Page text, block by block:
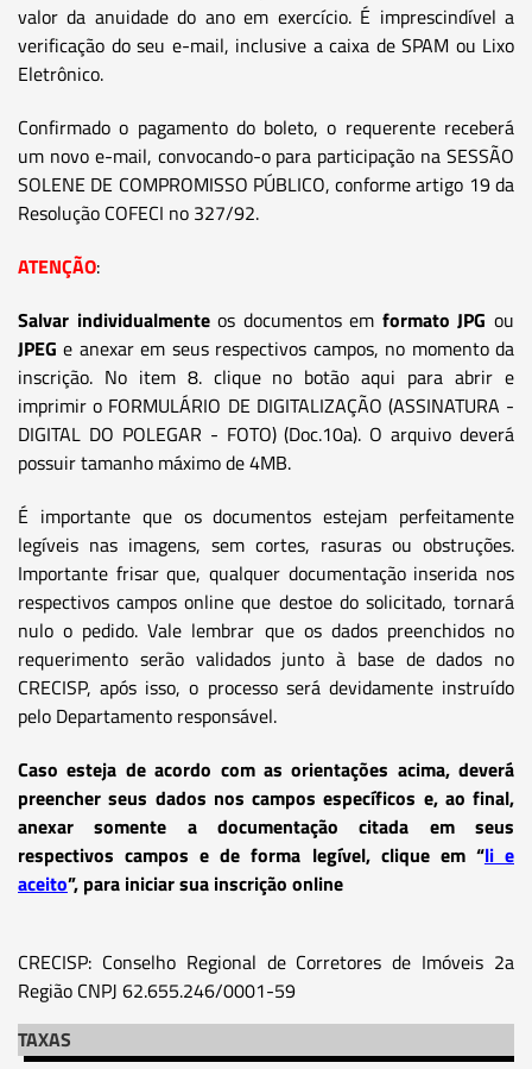
valor da anuidade do ano em exercício. É imprescindível a
verificação do seu e-mail, inclusive a caixa de SPAM ou Lixo
Eletrônico.
Confirmado o pagamento do boleto, o requerente receberá
um novo e-mail, convocando-o para participação na SESSÃO
SOLENE DE COMPROMISSO PÚBLICO, conforme artigo 19 da
Resolução COFECI no 327/92.
ATENÇÃO:
Salvar individualmenteos documentos em formato JPG ou
JPEG e anexar em seus respectivos campos, no momento da
inscrição. No item 8. clique no botão aqui para abrir e
imprimir o FORMULÁRIO DE DIGITALIZAÇÃO (ASSINATURA -
DIGITAL DO POLEGAR - FOTO) (Doc.10a). O arquivo deverá
possuir tamanho máximo de 4MB.
É importante que os documentos estejam perfeitamente
legíveis nas imagens, sem cortes, rasuras ou obstruções.
Importante frisar que, qualquer documentação inserida nos
respectivos campos online que destoe do solicitado, tornará
nulo o pedido. Vale lembrar que os dados preenchidos no
requerimento serão validados junto à base de dados no
CRECISP, após isso, o processo será devidamente instruído
pelo Departamento responsável.
Caso esteja de acordo com as orientações acima, deverá
preencher seus dados nos campos específicos e, ao final,
anexar somente a documentação citada em seus
respectivos campos e de forma legível, clique em “li e
aceito”, para iniciar sua inscrição online
CRECISP: Conselho Regional de Corretores de Imóveis 2a
Região CNPJ 62.655.246/0001-59
TAXAS